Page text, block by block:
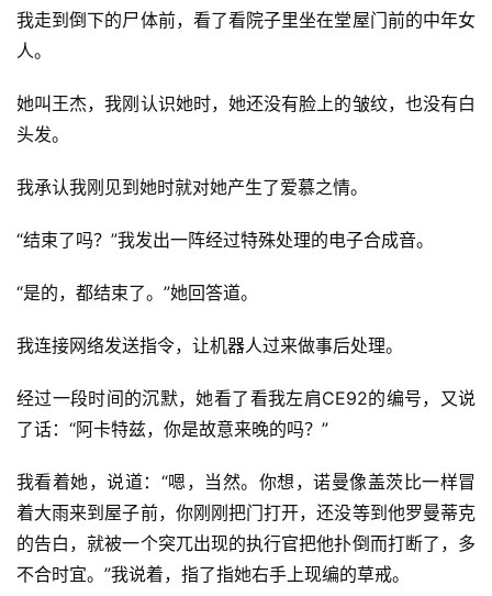
我走到倒下的尸体前，看了看院子里坐在堂屋门前的中年女
人。
她叫王杰，我刚认识她时，她还没有脸上的皱纹，也没有白
头发。
我承认我刚见到她时就对她产生了爱慕之情。
“结束了吗？”我发出一阵经过特殊处理的电子合成音。
“是的，都结束了。”她回答道。
我连接网络发送指令，让机器人过来做事后处理。
经过一段时间的沉默，她看了看我左肩CE92的编号，又说
了话：“阿卡特兹，你是故意来晚的吗？”
我看着她，说道：“嗯，当然。你想，诺曼像盖茨比一样冒
着大雨来到屋子前，你刚刚把门打开，还没等到他罗曼蒂克
的告白，就被一个突兀出现的执行官把他扑倒而打断了，多
不合时宜。”我说着，指了指她右手上现编的草戒。